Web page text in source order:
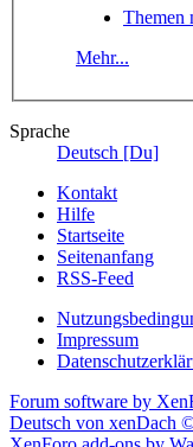
Themen
Mehr...
Sprache
Deutsch [Du]
Kontakt
Hilfe
Startseite
Seitenanfang
RSS-Feed
Impressum
Forum software by
Deutsch von xenDach